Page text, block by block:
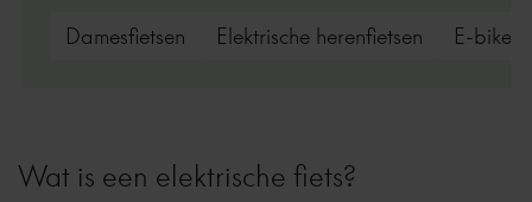
Damesfietsen Elektrische herenfietsen E-bikes
Wat is een elektrische fiets?